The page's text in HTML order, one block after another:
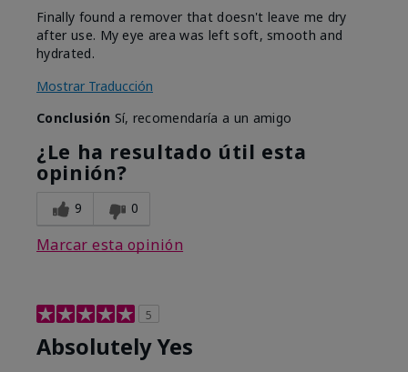
Finally found a remover that doesn't leave me dry
after use. My eye area was left soft, smooth and
hydrated.
Mostrar Traducción
Conclusión Sí, recomendaría a un amigo
¿Le ha resultado útil esta
opinión?
9 0
Marcar esta opinión
5
Absolutely Yes